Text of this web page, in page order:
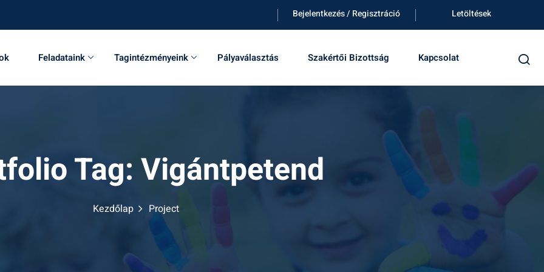
Bejelentkezés / Regisztráció Letöltések
Feladataink Tagintézményeink Pályaválasztás Szakértői Bizottság Kapcsolat
Tag: Vigántpetend
Kezdőlap Project